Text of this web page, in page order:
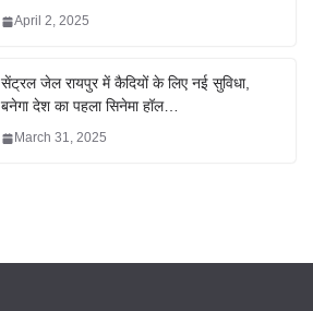
April 2, 2025
सेंट्रल जेल रायपुर में कैदियों के लिए नई सुविधा,
बनेगा देश का पहला सिनेमा हॉल…
March 31, 2025